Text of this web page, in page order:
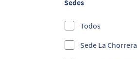
Empleabilidad
Entrega de Becas
Sedes
Todos
Sede La Chorrera